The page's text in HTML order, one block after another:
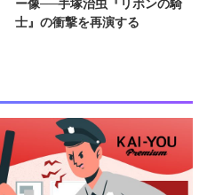
ー像──手塚治虫『リボンの騎
士』の衝撃を再演する